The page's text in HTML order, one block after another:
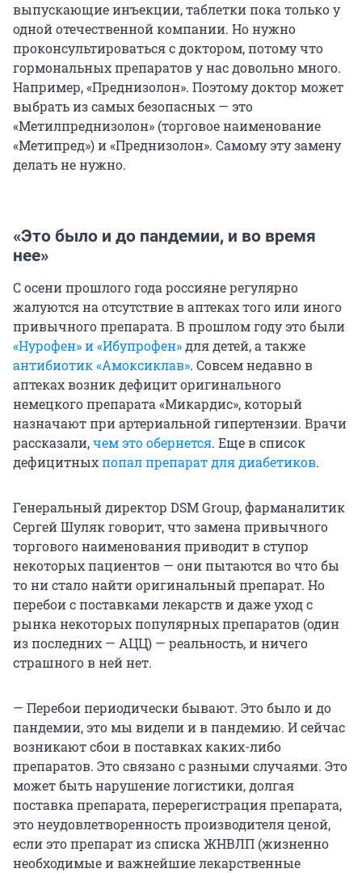
выпускающие инъекции, таблетки пока только у
одной отечественной компании. Но нужно
проконсультироваться с доктором, потому что
гормональных препаратов у нас довольно много.
Например, «Преднизолон». Поэтому доктор может
выбрать из самых безопасных — это
«Метилпреднизолон» (торговое наименование
«Метипред») и «Преднизолон». Самому эту замену
делать не нужно.
«Это было и до пандемии, и во время
нее»
С осени прошлого года россияне регулярно
жалуются на отсутствие в аптеках того или иного
привычного препарата. В прошлом году это были
«Нурофен» и «Ибупрофен»для детей, а также
антибиотик «Амоксиклав». Совсем недавно в
аптеках возник дефицит оригинального
немецкого препарата «Микардис», который
назначают при артериальной гипертензии. Врачи
рассказали,чем это обернется. Еще в список
дефицитныхпопал препарат для диабетиков.
Генеральный директор DSM Group, фарманалитик
Сергей Шуляк говорит, что замена привычного
торгового наименования приводит в ступор
некоторых пациентов — они пытаются во что бы
то ни стало найти оригинальный препарат. Но
перебои с поставками лекарств и даже уход с
рынка некоторых популярных препаратов (один
из последних — АЦЦ) — реальность, и ничего
страшного в ней нет.
— Перебои периодически бывают. Это было и до
пандемии, это мы видели и в пандемию. И сейчас
возникают сбои в поставках каких-либо
препаратов. Это связано с разными случаями. Это
может быть нарушение логистики, долгая
поставка препарата, перерегистрация препарата,
это неудовлетворенность производителя ценой,
если это препарат из списка ЖНВЛП (жизненно
необходимые и важнейшие лекарственные